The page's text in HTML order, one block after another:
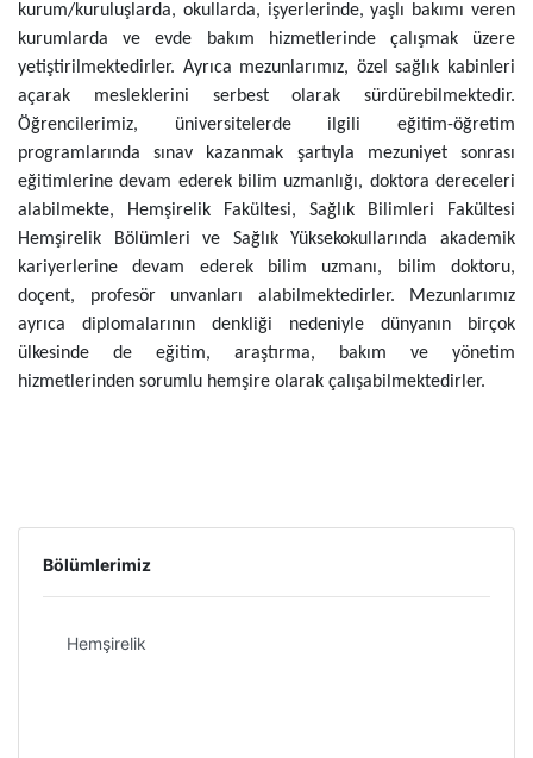
kurum/kuruluşlarda, okullarda, işyerlerinde, yaşlı bakımı veren
kurumlarda ve evde bakım hizmetlerinde çalışmak üzere
yetiştirilmektedirler. Ayrıca mezunlarımız, özel sağlık kabinleri
açarak mesleklerini serbest olarak sürdürebilmektedir.
Öğrencilerimiz, üniversitelerde ilgili eğitim-öğretim
programlarında sınav kazanmak şartıyla mezuniyet sonrası
eğitimlerine devam ederek bilim uzmanlığı, doktora dereceleri
alabilmekte, Hemşirelik Fakültesi, Sağlık Bilimleri Fakültesi
Hemşirelik Bölümleri ve Sağlık Yüksekokullarında akademik
kariyerlerine devam ederek bilim uzmanı, bilim doktoru,
doçent, profesör unvanları alabilmektedirler. Mezunlarımız
ayrıca diplomalarının denkliği nedeniyle dünyanın birçok
ülkesinde de eğitim, araştırma, bakım ve yönetim
hizmetlerinden sorumlu hemşire olarak çalışabilmektedirler.
Bölümlerimiz
Hemşirelik